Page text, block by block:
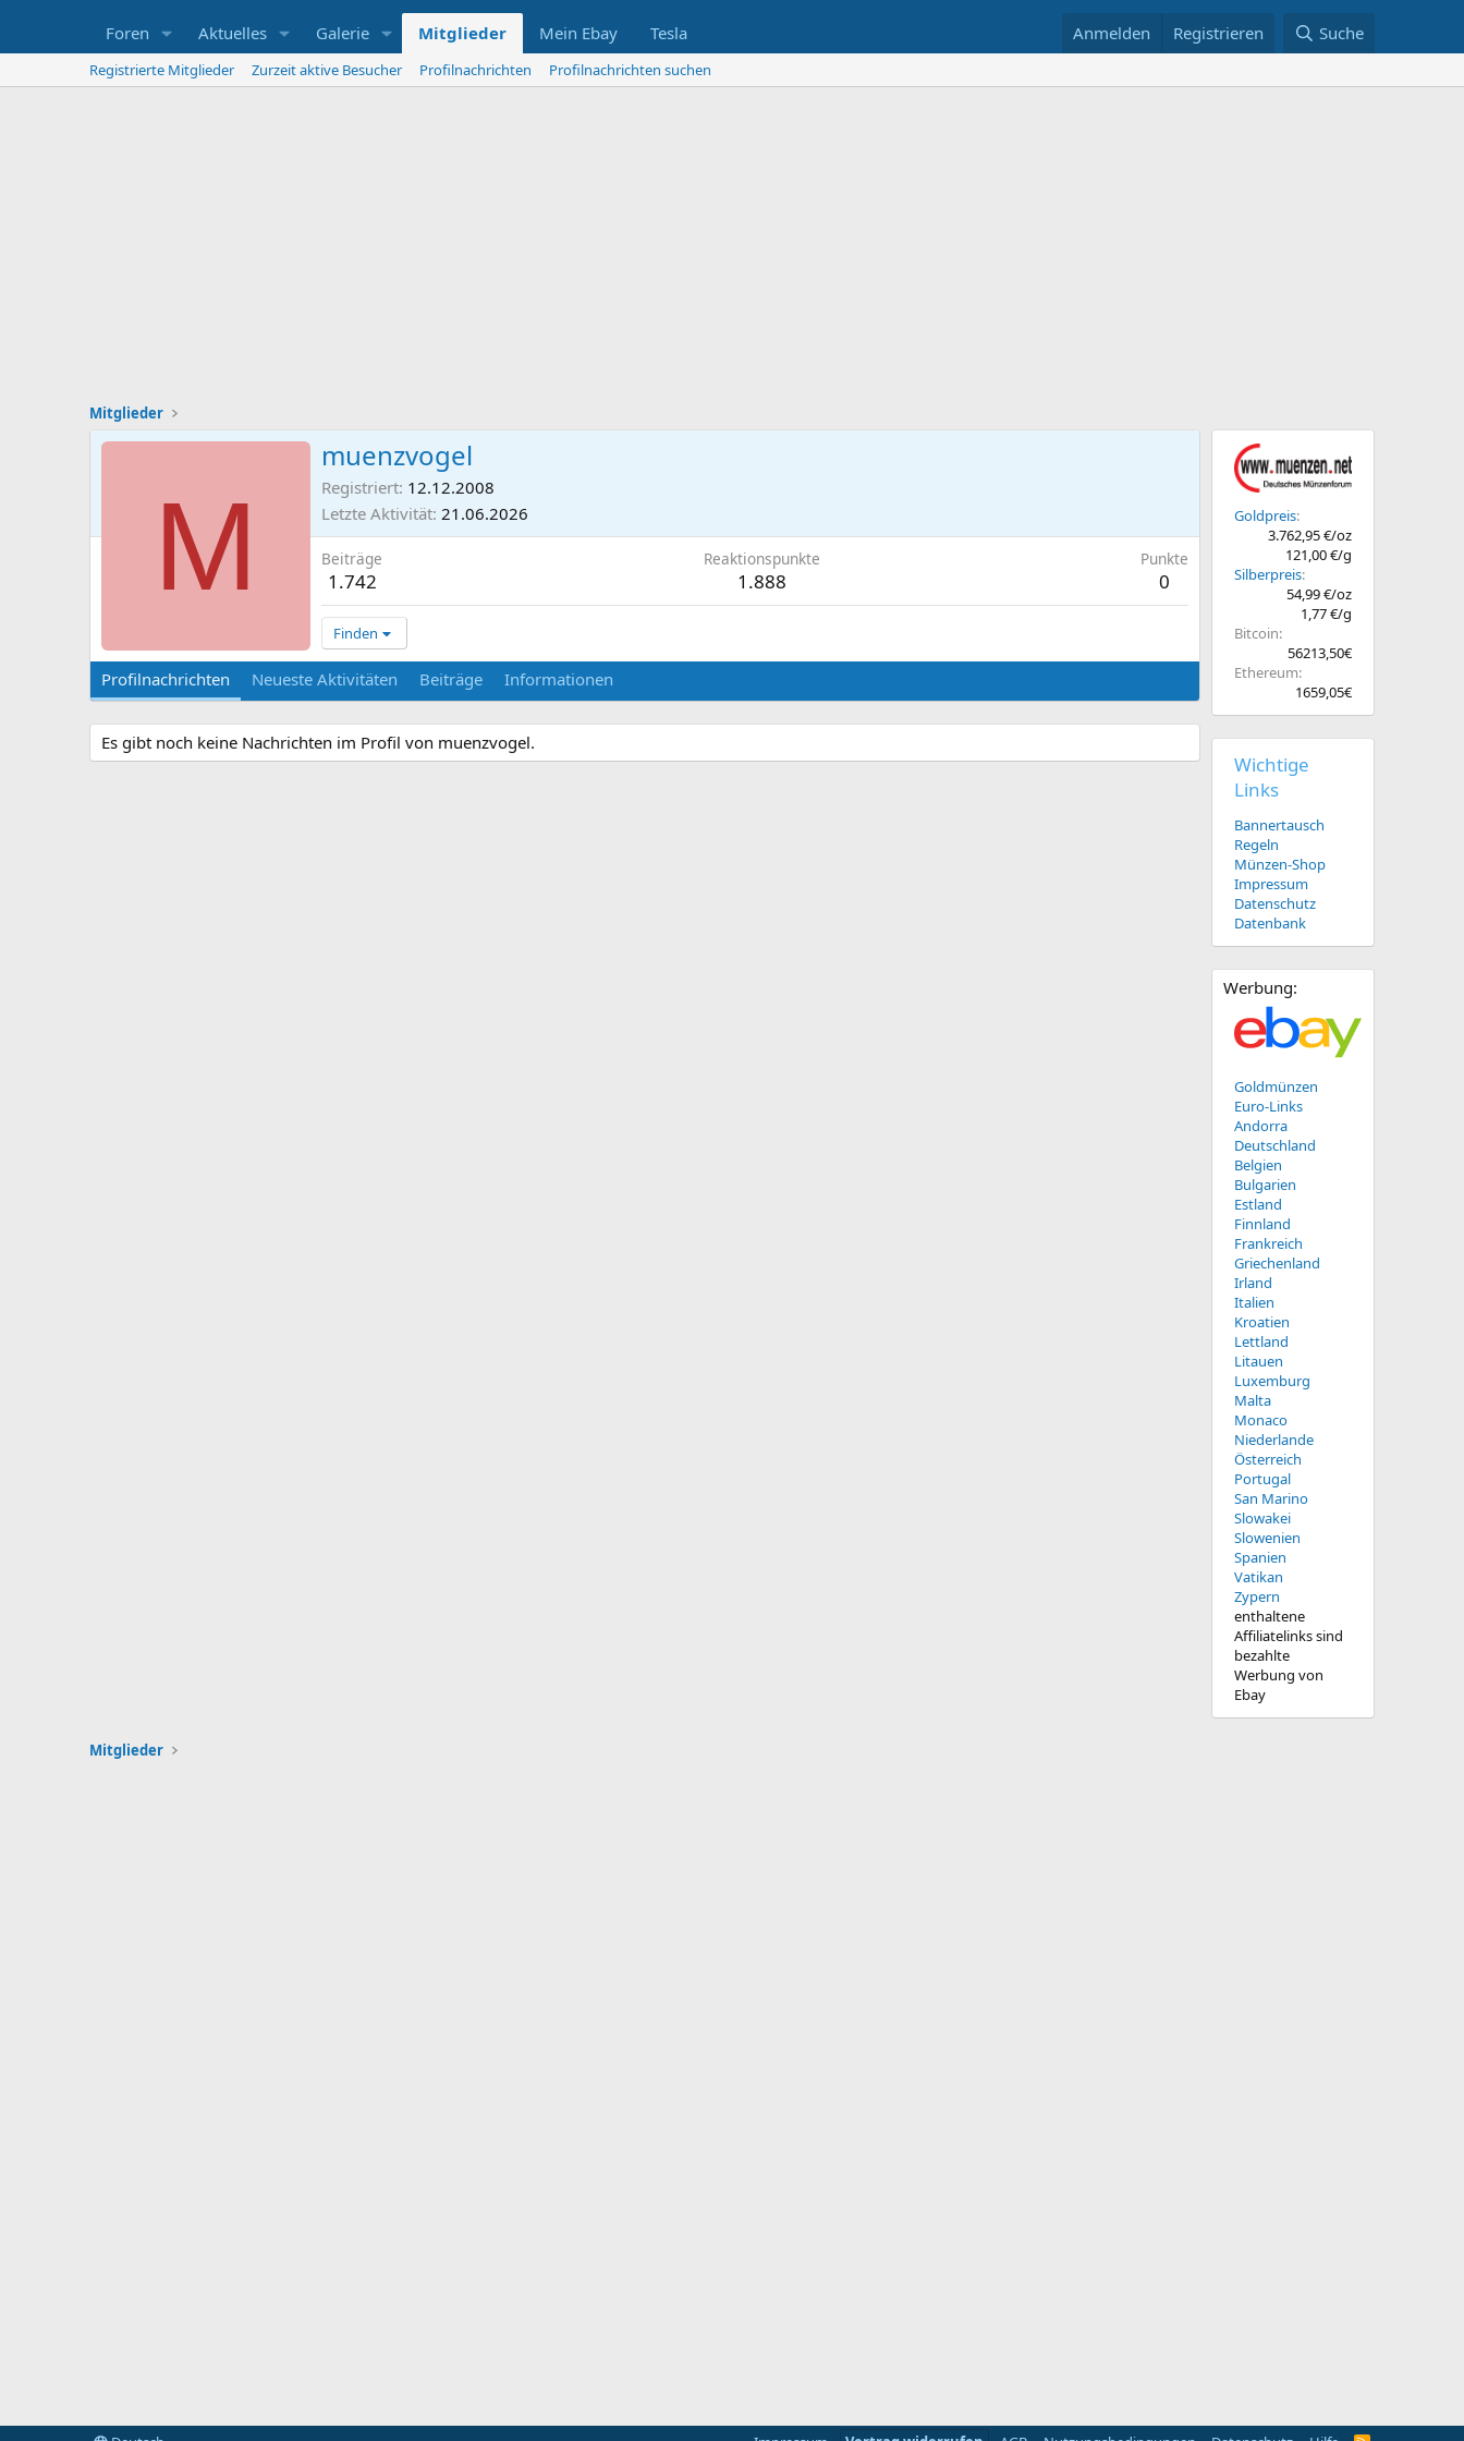
Foren Aktuelles Galerie Mitglieder Mein Ebay Tesla Anmelden Registrieren Suche
Registrierte Mitglieder Zurzeit aktive Besucher Profilnachrichten Profilnachrichten suchen
Mitglieder
M
muenzvogel
Registriert 12.12.2008
Letzte Aktivität 21.06.2026
Beiträge
1.742
Reaktionspunkte
1.888
Punkte
0
Finden
Profilnachrichten Neueste Aktivitäten Beiträge Informationen
Es gibt noch keine Nachrichten im Profil von muenzvogel.
Goldpreis
3.762,95 €/oz
121,00 €/g
Silberpreis
54,99 €/oz
1,77 €/g
Bitcoin
56213,50€
Ethereum
1659,05€
Wichtige
Links
Bannertausch
Regeln
Münzen-Shop
Impressum
Datenschutz
Datenbank
Werbung:
Goldmünzen
Euro-Links
Andorra
Deutschland
Belgien
Bulgarien
Estland
Finnland
Frankreich
Griechenland
Irland
Italien
Kroatien
Lettland
Litauen
Luxemburg
Malta
Monaco
Niederlande
Österreich
Portugal
San Marino
Slowakei
Slowenien
Spanien
Vatikan
Zypern
enthaltene
Affiliatelinks sind
bezahlte
Werbung von
Ebay
Mitglieder